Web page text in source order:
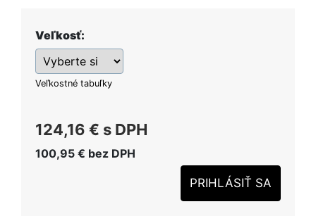
Veľkosť:
Veľkostné tabuľky
124,16 € s DPH
100,95 € bez DPH
PRIHLÁSIŤ SA